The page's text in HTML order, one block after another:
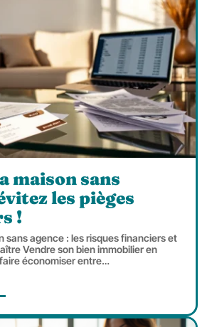
maison sans
les pièges
!
sans agence : les risques financiers et
Vendre son bien immobilier en
économiser entre…